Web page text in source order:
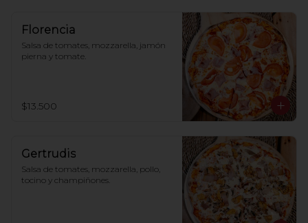
Florencia
Salsa de tomates, mozzarella, jamón
pierna y tomate.
$13.500
Gertrudis
Salsa de tomates, mozzarella, pollo,
tocino y champiñones.